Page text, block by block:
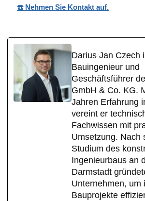
☎️ Nehmen Sie Kontakt auf.
Darius Jan Czech
Bauingenieur und
Geschäftsführer
GmbH & Co. KG.
Jahren Erfahrung
vereint er
Fachwissen mit
Umsetzung. Nach
Studium des
Ingenieurbaus an
Darmstadt
Unternehmen, um
Bauprojekte